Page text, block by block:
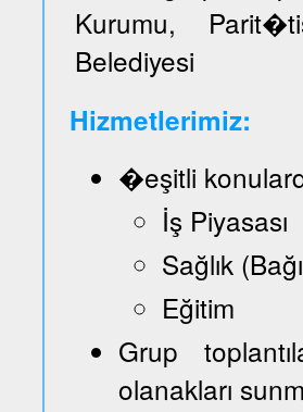
Kurumu,
Belediyesi
Hizmetlerimiz:
�eşitli
İş Piyasası
Sağlık
Eğitim
Grup
olanakları